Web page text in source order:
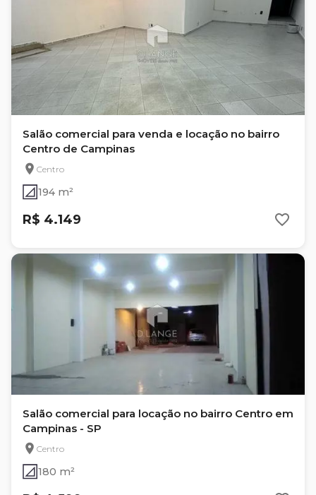
Salão comercial para venda e locação no bairro
Centro de Campinas
Centro
194 m²
R$ 4.149
Salão comercial para locação no bairro Centro em
Campinas - SP
Centro
180 m²